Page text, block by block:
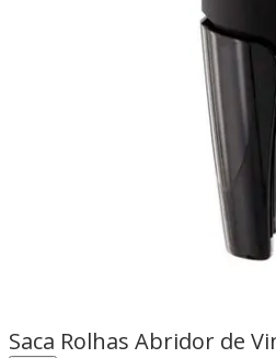
Saca Rolhas Abridor de